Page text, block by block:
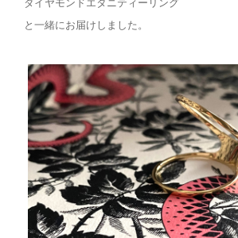
ダイヤモンドエタニティーリング
と一緒にお届けしました。